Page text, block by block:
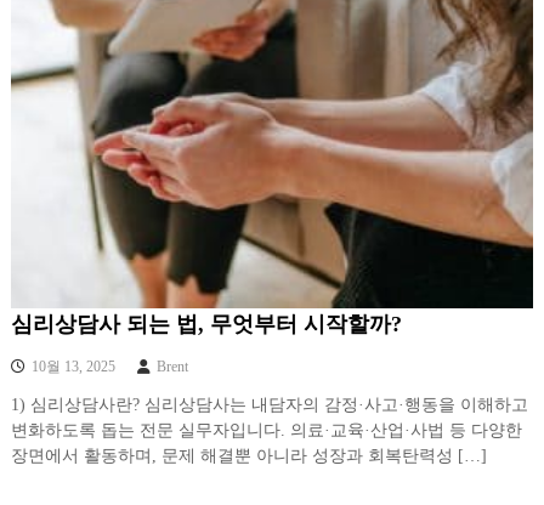
심리상담사 되는 법, 무엇부터 시작할까?
10월 13, 2025 Brent
1) 심리상담사란? 심리상담사는 내담자의 감정·사고·행동을 이해하고
변화하도록 돕는 전문 실무자입니다. 의료·교육·산업·사법 등 다양한
장면에서 활동하며, 문제 해결뿐 아니라 성장과 회복탄력성 […]